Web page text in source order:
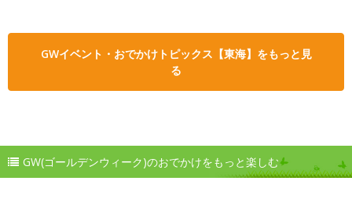
GWイベント・おでかけトピックス【東海】をもっと見
る
GW(ゴールデンウィーク)のおでかけをもっと楽しむ